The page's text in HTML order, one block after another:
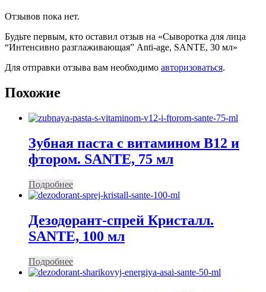
Отзывов пока нет.
Будьте первым, кто оставил отзыв на «Сыворотка для лица
“Интенсивно разглаживающая” Anti-age, SANTE, 30 мл»
Для отправки отзыва вам необходимо авторизоваться.
Похожие
Зубная паста с витамином В12 и
фтором. SANTE, 75 мл
Подробнее
Дезодорант-спрей Кристалл.
SANTE, 100 мл
Подробнее